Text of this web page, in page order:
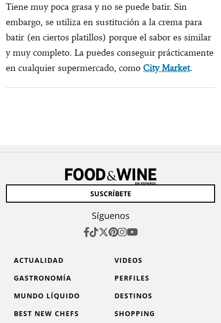
Tiene muy poca grasa y no se puede batir. Sin
embargo, se utiliza en sustitución a la crema para
batir (en ciertos platillos) porque el sabor es similar
y muy completo. La puedes conseguir prácticamente
en cualquier supermercado, como City Market.
SUSCRÍBETE
Síguenos
ACTUALIDAD
VIDEOS
GASTRONOMÍA
PERFILES
MUNDO LÍQUIDO
DESTINOS
BEST NEW CHEFS
SHOPPING